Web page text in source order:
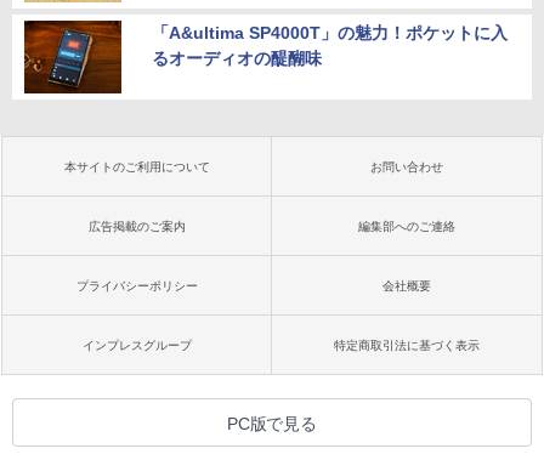
「A&ultima SP4000T」の魅力！ポケットに入
るオーディオの醍醐味
本サイトのご利用について お問い合わせ
広告掲載のご案内 編集部へのご連絡
プライバシーポリシー 会社概要
インプレスグループ 特定商取引法に基づく表示
PC版で見る